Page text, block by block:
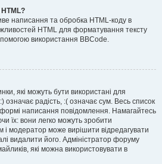
написання та обробка HTML-коду в
HTML для форматування тексту
використання BBCode.
які можуть бути використані для
означає радість, :( означає сум. Весь список
написання повідомлення. Намагайтесь
їх: вони легко можуть зробити
модератор може вирішити відредагувати
видалити його. Адміністратор форуму
які можна використовувати в